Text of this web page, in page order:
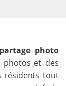
photo
photos et des
résidents tout